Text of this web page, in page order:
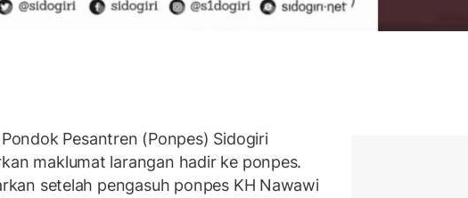
Pesantren (Ponpes) Sidogiri
maklumat larangan hadir ke ponpes.
setelah pengasuh ponpes KH Nawawi